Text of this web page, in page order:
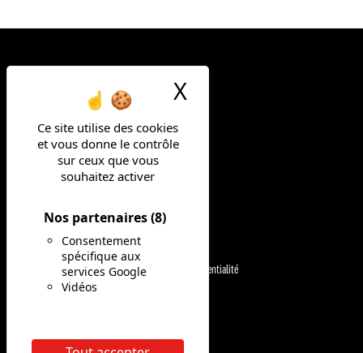
Ce site utilise des cookies
et vous donne le contrôle
sur ceux que vous
souhaitez activer
Nos partenaires(8)
Consentement
spécifique aux
services Google
Vidéos
X
FAIS LA DIFF
NOS MÉTIERS
NOS OFFRES
Mentions légales
Politique de confidentialité